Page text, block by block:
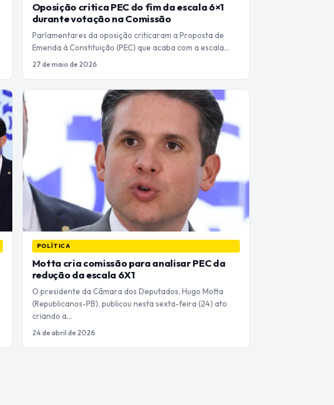
Oposição critica PEC do fim da escala 6×1
durante votação na Comissão
Parlamentares da oposição criticaram a Proposta de
Emenda à Constituição (PEC) que acaba com a escala…
27 de maio de 2026
POLÍTICA
Motta cria comissão para analisar PEC da
redução da escala 6X1
O presidente da Câmara dos Deputados, Hugo Motta
(Republicanos-PB), publicou nesta sexta-feira (24) ato
criando a…
24 de abril de 2026